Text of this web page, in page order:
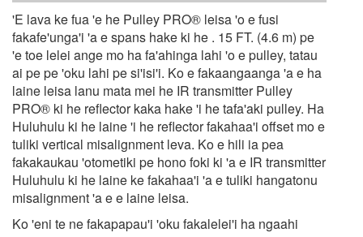
'E lava ke fua 'e he Pulley PRO® leisa 'o e fusi
fakafe'unga'i 'a e spans hake ki he . 15 FT. (4.6 m) pe
'e toe lelei ange mo ha fa'ahinga lahi 'o e pulley, tatau
ai pe pe 'oku lahi pe si'isi'i. Ko e fakaangaanga 'a e ha
laine leisa lanu mata mei he IR transmitter Pulley
PRO® ki he reflector kaka hake 'i he tafa'aki pulley. Ha
Huluhulu ki he laine 'i he reflector fakahaa'i offset mo e
tuliki vertical misalignment leva. Ko e hili ia pea
fakakaukau 'otometiki pe hono foki ki 'a e IR transmitter
Huluhulu ki he laine ke fakahaa'i 'a e tuliki hangatonu
misalignment 'a e e laine leisa.
Ko 'eni te ne fakapapau'i 'oku fakalelei'i ha ngaahi